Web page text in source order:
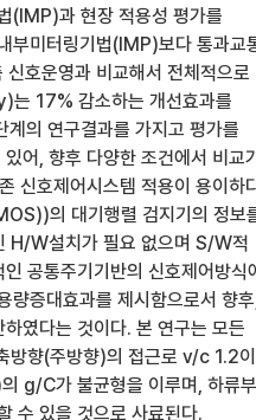
(IMP)과 현장 적용성 평가를
부미터링기법(IMP)보다 통과교
호운영과 비교해서 전체적으로
17% 감소하는 개선효과를
의 연구결과를 가지고 평가를
어, 향후 다양한 조건에서 비교
신호제어시스템 적용이 용이하
의 대기행렬 검지기의 정보
H/W설치가 필요 없으며 S/W적
공통주기기반의 신호제어방식
량증대효과를 제시함으로서 향
였다는 것이다. 본 연구는 모든
방향(주방향)의 접근로 v/c 1.2이
g/C가 불균형을 이루며, 하류부
수 있을 것으로 사료된다.